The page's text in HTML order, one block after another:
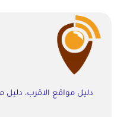
دليل مواقع الاقرب،